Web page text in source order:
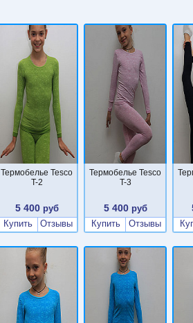
Термобелье Tesco
T-2
5 400 руб
Купить
Отзывы
Термобелье Tesco
T-3
5 400руб
Купить
Отзывы